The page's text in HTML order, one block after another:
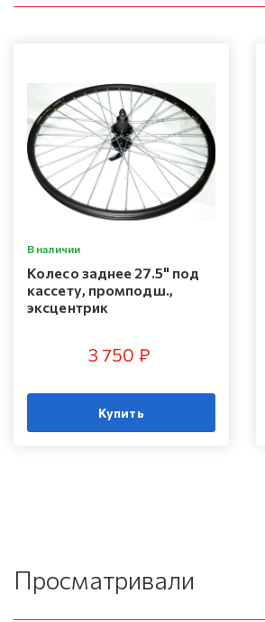
В наличии
Колесо заднее 27.5" под
кассету, промподш.,
эксцентрик
3 750 ₽
Купить
Просматривали